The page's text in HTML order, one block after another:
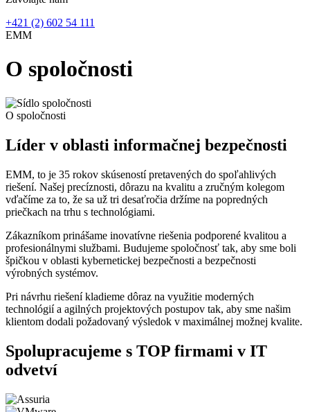
+421 (2) 602 54 111
EMM
O spoločnosti
O spoločnosti
Líder v oblasti informačnej bezpečnosti
EMM, to je 35 rokov skúsenostípretavených do spoľahlivých
riešení. Našej precíznosti, dôrazu na kvalitu a zručným kolegom
vďačíme za to, že sa už tri desaťročia držíme na popredných
priečkach na trhu s technológiami.
Zákazníkom prinášame inovatívne riešenia podporené kvalitou a
profesionálnymi službami. Budujeme spoločnosť tak, aby sme boli
špičkou v oblasti kybernetickej bezpečnosti a bezpečnosti
výrobných systémov.
Pri návrhu riešení kladieme dôraz na využitie moderných
technológií a agilných projektových postupov tak, aby sme našim
klientom dodali požadovaný výsledok v maximálnej možnej kvalite.
Spolupracujeme s TOP firmami v IT
odvetví